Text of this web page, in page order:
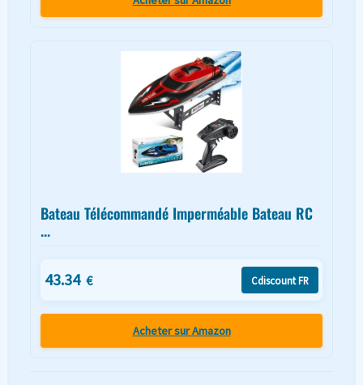
Bateau Télécommandé Imperméable Bateau RC
...
43.34 € Cdiscount FR
Acheter sur Amazon